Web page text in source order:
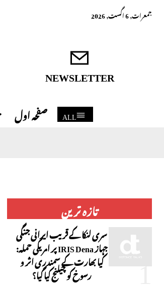
جمعرات, 6 اگست, 2026
NEWSLETTER
ALL صفحہ اول
تازہ ترین
سری لنکا کے قریب ایرانی جنگی
جہاز IRIS Dena پر امریکی حملہ:
کیا بھارت کے سمندری اثر و
رسوخ کو چیلنج کیا گیا؟